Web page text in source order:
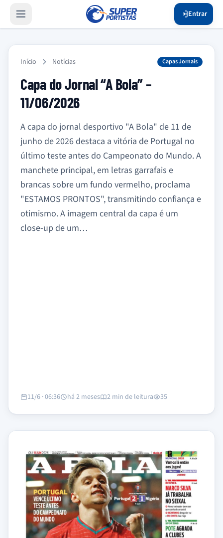
Entrar
Início Notícias Capas Jornais
Capa do Jornal “A Bola” –
11/06/2026
A capa do jornal desportivo "A Bola" de 11 de
junho de 2026 destaca a vitória de Portugal no
último teste antes do Campeonato do Mundo. A
manchete principal, em letras garrafais e
brancas sobre um fundo vermelho, proclama
"ESTAMOS PRONTOS", transmitindo confiança e
otimismo. A imagem central da capa é um
close-up de um…
11/6 · 06:36 há 2 meses 2 min de leitura 35